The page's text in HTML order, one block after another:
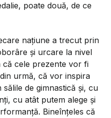
poate două, de ce
națiune a trecut prin
și urcare la nivel
că cele prezente vor fi
urmă, că vor inspira
de gimnastică și, cu
cu atât putem alege și
Bineînțeles că